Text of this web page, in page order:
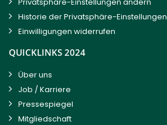
Historie der Privatsphäre-Einstellungen
Einwilligungen widerrufen
QUICKLINKS 2024
Über uns
Job / Karriere
Pressespiegel
Mitgliedschaft